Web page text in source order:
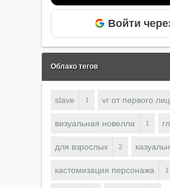
Войти
Облако тегов
slave 1 vr от первого
визуальная новелла 1
для взрослых 2
кастомизация персонажа 1